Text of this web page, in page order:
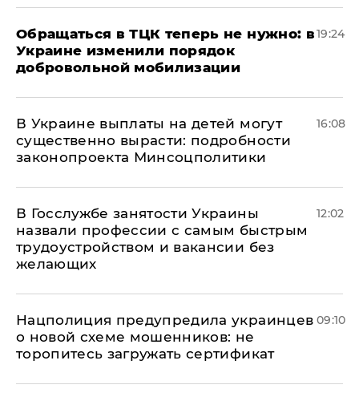
Обращаться в ТЦК теперь не нужно: в
Украине изменили порядок
добровольной мобилизации
19:24
В Украине выплаты на детей могут
существенно вырасти: подробности
законопроекта Минсоцполитики
16:08
В Госслужбе занятости Украины
назвали профессии с самым быстрым
трудоустройством и вакансии без
желающих
12:02
Нацполиция предупредила украинцев
о новой схеме мошенников: не
торопитесь загружать сертификат
09:10